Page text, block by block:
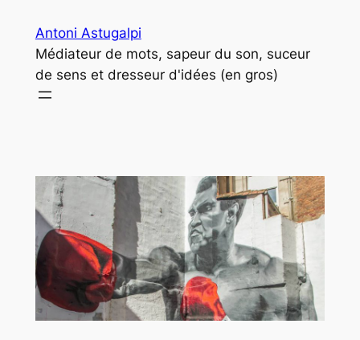
contenu
Antoni Astugalpi
Médiateur de mots, sapeur du son, suceur
de sens et dresseur d'idées (en gros)